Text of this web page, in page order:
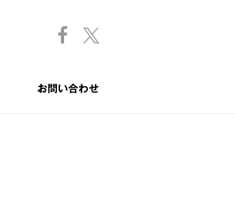
お問い合わせ